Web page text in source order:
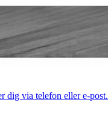
dig via telefon eller e-post.